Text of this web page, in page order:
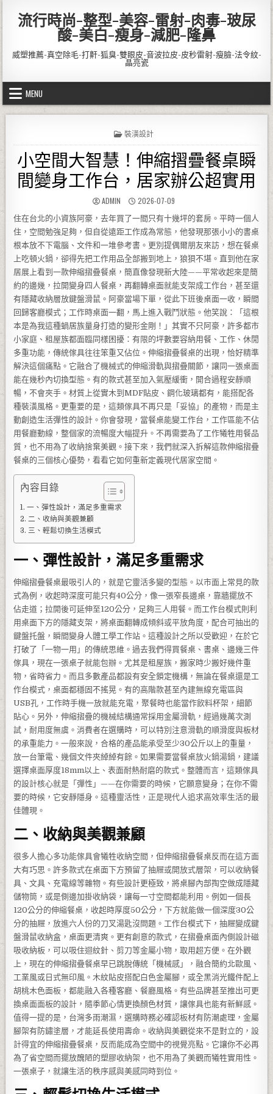
流行時尚-整型-美容-雷射-肉毒-玻尿
酸-美白-瘦身-減肥-隆鼻
威塑推薦-真空除毛-打鼾-狐臭-雙眼皮-音波拉皮-皮秒雷射-瘦臉-法令紋-
晶亮瓷
MENU
POSTED IN
裝潢設計
小空間大智慧！伸縮摺疊餐桌瞬
間變身工作台，居家辦公超實用
AUTHOR:
ADMIN PUBLISHED DATE:
2026-07-09
住在台北的小資族阿豪，去年買了一間只有十幾坪的套房。平時一個人
住，空間勉強足夠，但自從遠距工作成為常態，他發現那張小小的書桌
根本放不下電腦、文件和一堆參考書。更別提偶爾朋友來訪，想在餐桌
上吃頓火鍋，卻得先把工作用品全部搬到地上，狼狽不堪。直到他在家
居展上看到一款伸縮摺疊餐桌，簡直像發現新大陸——平常收起來是簡
約的邊幾，拉開變身四人餐桌，再翻轉桌面就能支架成工作台，甚至還
有隱藏收納層放鍵盤滑鼠。阿豪當場下單，從此下班後桌面一收，瞬間
回歸客廳模式；工作時桌面一翻，馬上進入戰鬥狀態。他笑說：「這根
本是為我這種蝸居族量身打造的變形金剛！」其實不只阿豪，許多都市
小家庭、租屋族都面臨同樣困擾：有限的坪數要容納用餐、工作、休閒
多重功能，傳統傢具往往笨重又佔位。伸縮摺疊餐桌的出現，恰好精準
解決這個痛點。它融合了機械式的伸縮滑軌與摺疊關節，讓同一張桌面
能在幾秒內切換型態。有的款式甚至加入氣壓緩衝，開合過程安靜順
暢，不會夾手。材質上從實木到MDF貼皮、鋼化玻璃都有，能搭配各
種裝潢風格。更重要的是，這類傢具不再只是「妥協」的產物，而是主
動創造生活彈性的設計。你會發現，當餐桌能變工作台，工作區能不佔
用餐廳動線，整個家的流暢度大幅提升。不再需要為了工作犧牲用餐品
質，也不用為了收納捨棄美觀。接下來，我們就深入拆解這款伸縮摺疊
餐桌的三個核心優勢，看看它如何重新定義現代居家空間。
內容目錄
一、彈性設計，滿足多重需求
二、收納與美觀兼顧
三、輕鬆切換生活模式
一、彈性設計，滿足多重需求
伸縮摺疊餐桌最吸引人的，就是它靈活多變的型態。以市面上常見的款
式為例，收起時深度可能只有40公分，像一張窄長邊桌，靠牆擺放不
佔走道；拉開後可延伸至120公分，足夠三人用餐。而工作台模式則利
用桌面下方的隱藏支架，將桌面翻轉成傾斜或平放角度，配合可抽出的
鍵盤托盤，瞬間變身人體工學工作站。這種設計之所以受歡迎，在於它
打破了「一物一用」的傳統思維。過去我們得買餐桌、書桌、邊幾三件
傢具，現在一張桌子就能包辦。尤其是租屋族，搬家時少搬好幾件重
物，省時省力。而且多數產品都設有安全鎖定機構，無論在餐桌還是工
作台模式，桌面都穩固不搖晃。有的高階款甚至內建無線充電區與
USB孔，工作時手機一放就能充電，聚餐時也能當作飲料杯架，細節
貼心。另外，伸縮摺疊的機械結構通常採用金屬滑軌，經過幾萬次測
試，耐用度無虞。消費者在選購時，可以特別注意滑軌的順滑度與板材
的承重能力。一般來說，合格的產品能承受至少30公斤以上的重量，
放一台筆電、幾個文件夾綽綽有餘。如果需要當餐桌放火鍋湯鍋，建議
選擇桌面厚度18mm以上、表面耐熱耐磨的款式。整體而言，這類傢具
的設計核心就是「彈性」——在你需要的時候，它願意變身；在你不需
要的時候，它安靜隱身。這種靈活性，正是現代人追求高效率生活的最
佳體現。
二、收納與美觀兼顧
很多人擔心多功能傢具會犧牲收納空間，但伸縮摺疊餐桌反而在這方面
大有巧思。許多款式在桌面下方預留了抽屜或開放式層架，可以收納餐
具、文具、充電線等雜物。有些設計更極致，將桌腳內部掏空做成隱藏
儲物筒，或是側邊加掛收納袋，讓每一寸空間都能利用。例如一個長
120公分的伸縮餐桌，收起時厚度50公分，下方就能做一個深度30公
分的抽屜，放進六人份的刀叉湯匙沒問題。工作台模式下，抽屜變成鍵
盤滑鼠收納盒，桌面更清爽。更有創意的款式，在摺疊桌面內側設計磁
吸收納板，可以吸住迴紋針、剪刀等金屬小物，取用超方便。在外觀
上，現在的伸縮摺疊餐桌早已跳脫傳統「機械感」，融合簡約北歐風、
工業風或日式無印風。木紋貼皮搭配白色金屬腳，或全黑消光鐵件配上
胡桃木色面板，都能融入各種客廳、餐廳風格。有些品牌甚至推出可更
換桌面面板的設計，隨季節心情更換顏色材質，讓傢具也能有新鮮感。
值得一提的是，台灣多雨潮濕，選購時務必確認板材有防潮處理，金屬
腳架有防鏽塗層，才能延長使用壽命。收納與美觀從來不是對立的，設
計得宜的伸縮摺疊餐桌，反而能成為空間中的視覺亮點。它讓你不必再
為了省空間而擺放醜陋的塑膠收納架，也不用為了美觀而犧牲實用性。
一張桌子，就讓生活的秩序感與美感同時到位。